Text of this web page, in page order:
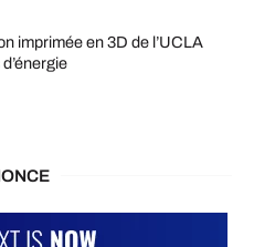
imprimée en 3D de l’UCLA